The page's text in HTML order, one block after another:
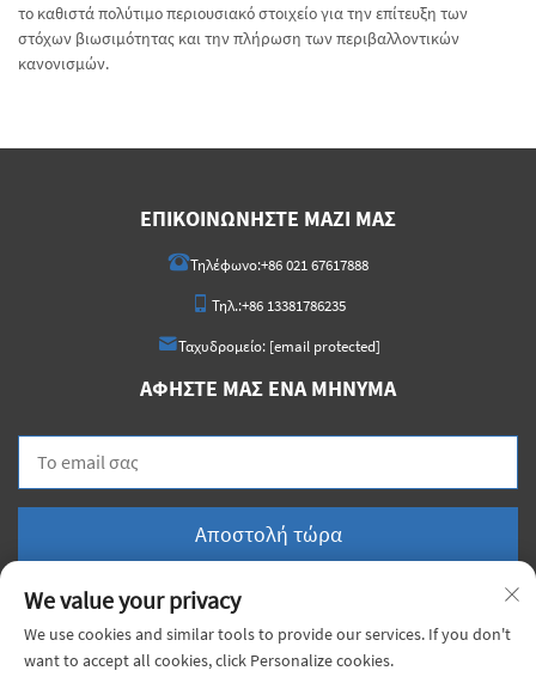
το καθιστά πολύτιμο περιουσιακό στοιχείο για την επίτευξη των
στόχων βιωσιμότητας και την πλήρωση των περιβαλλοντικών
κανονισμών.
ΕΠΙΚΟΙΝΩΝΉΣΤΕ ΜΑΖΊ ΜΑΣ
Τηλέφωνο:+86 021 67617888
Τηλ.:+86 13381786235
Ταχυδρομείο: [email protected]
ΑΦΉΣΤΕ ΜΑΣ ΈΝΑ ΜΉΝΥΜΑ
Αποστολή τώρα
We value your privacy
We use cookies and similar tools to provide our services. If you don't
want to accept all cookies, click Personalize cookies.